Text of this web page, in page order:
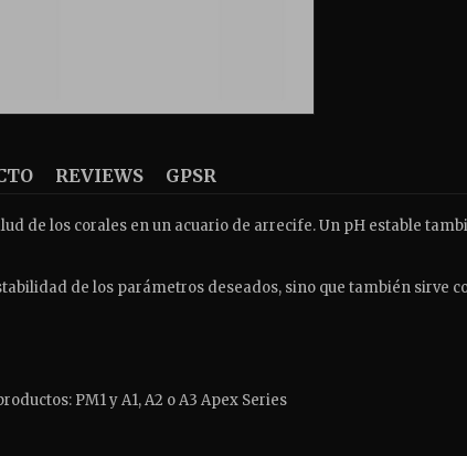
REVIEWS GPSR
de los corales en un acuario de arrecife. Un pH estable
de los parámetros deseados, sino que también
PM1 y A1, A2 o A3 Apex Series